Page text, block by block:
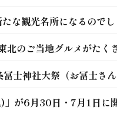
な観光名所になるのでし
北のご当地グルメがたく
士神社大祭（お冨士さ
が6月30日・7月1日に